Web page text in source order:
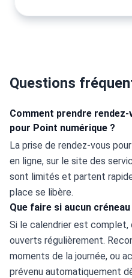
Questions
Comment prendre
pour Point numérique ?
La prise de rendez-vous
en ligne, sur le site des
sont limités et partent
place se libère.
Que faire si aucun
Si le calendrier est complet,
ouverts régulièrement.
moments de la journée, ou
prévenu automatiquement